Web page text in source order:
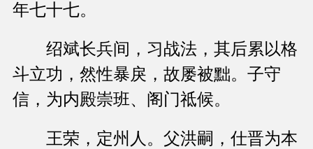
年七十七。
绍斌长兵间，习战法，其后累以格
斗立功，然性暴戾，故屡被黜。子守
信，为内殿崇班、阁门祗候。
王荣，定州人。父洪嗣，仕晋为本